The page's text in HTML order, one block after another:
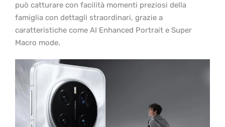
può catturare con facilità momenti preziosi della
famiglia con dettagli straordinari, grazie a
caratteristiche come AI Enhanced Portrait e Super
Macro mode.